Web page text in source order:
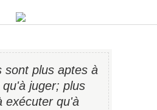
sont plus aptes à
juger; plus
exécuter qu'à